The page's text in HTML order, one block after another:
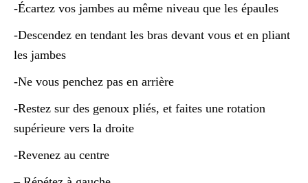
-Écartez vos jambes au même niveau que les épaules
-Descendez en tendant les bras devant vous et en pliant
les jambes
-Ne vous penchez pas en arrière
-Restez sur des genoux pliés, et faites une rotation
supérieure vers la droite
-Revenez au centre